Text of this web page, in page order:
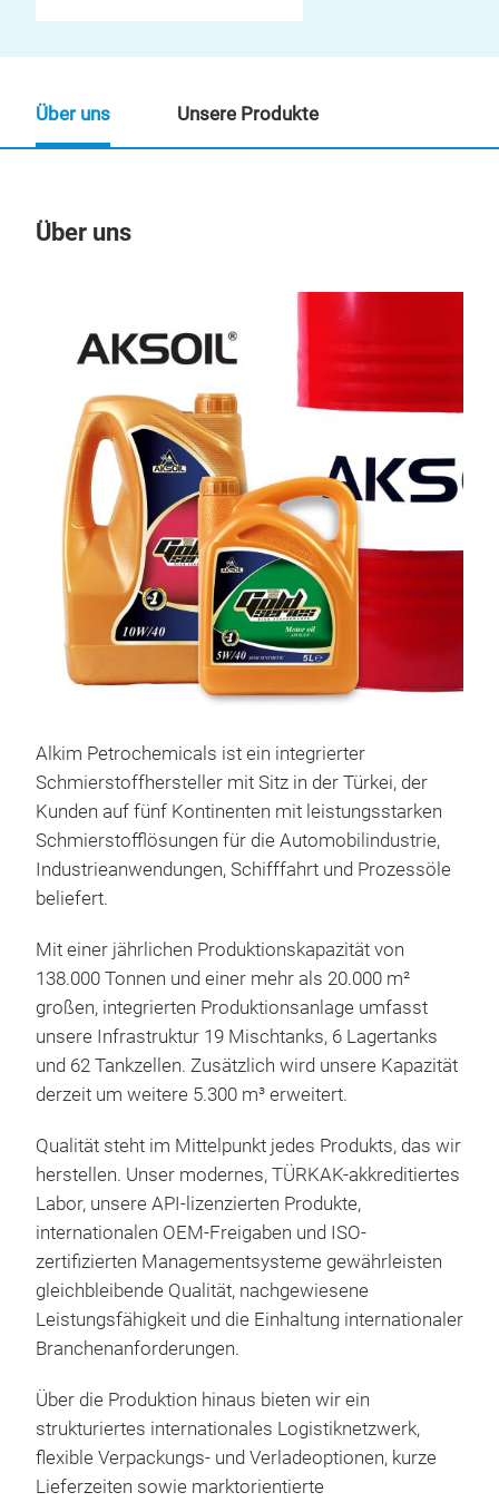
Über uns
Alkim Petrochemicals ist ein integrierter
Schmierstoffhersteller mit Sitz in der Türkei, der
Kunden auf fünf Kontinenten mit leistungsstarken
Schmierstofflösungen für die Automobilindustrie,
Industrieanwendungen, Schifffahrt und Prozessöle
beliefert.
Mit einer jährlichen Produktionskapazität von
138.000 Tonnen und einer mehr als 20.000 m²
großen, integrierten Produktionsanlage umfasst
unsere Infrastruktur 19 Mischtanks, 6 Lagertanks
und 62 Tankzellen. Zusätzlich wird unsere Kapazität
derzeit um weitere 5.300 m³ erweitert.
Qualität steht im Mittelpunkt jedes Produkts, das wir
herstellen. Unser modernes, TÜRKAK-akkreditiertes
Labor, unsere API-lizenzierten Produkte,
internationalen OEM-Freigaben und ISO-
zertifizierten Managementsysteme gewährleisten
gleichbleibende Qualität, nachgewiesene
Leistungsfähigkeit und die Einhaltung internationaler
Branchenanforderungen.
Über die Produktion hinaus bieten wir ein
strukturiertes internationales Logistiknetzwerk,
flexible Verpackungs- und Verladeoptionen, kurze
Lieferzeiten sowie marktorientierte
Über uns Unsere Produkte